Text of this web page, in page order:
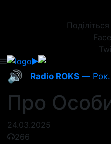
🔊 Radio ROKS — Рок.
Про
24.03.2025
266